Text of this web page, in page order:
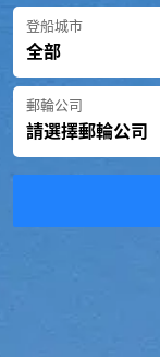
登船城市
全部
郵輪公司
請選擇郵輪公司